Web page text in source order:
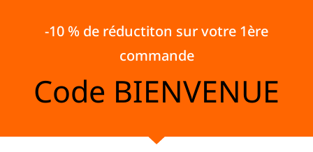
-10 % de réductiton sur votre 1ère
commande
Code BIENVENUE